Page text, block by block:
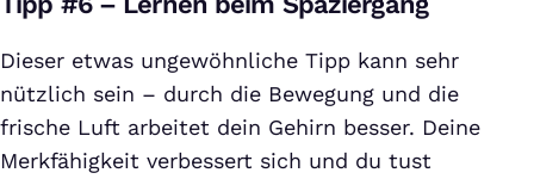
Dieser etwas ungewöhnliche Tipp kann sehr
nützlich sein – durch die Bewegung und die
frische Luft arbeitet dein Gehirn besser. Deine
Merkfähigkeit verbessert sich und du tust